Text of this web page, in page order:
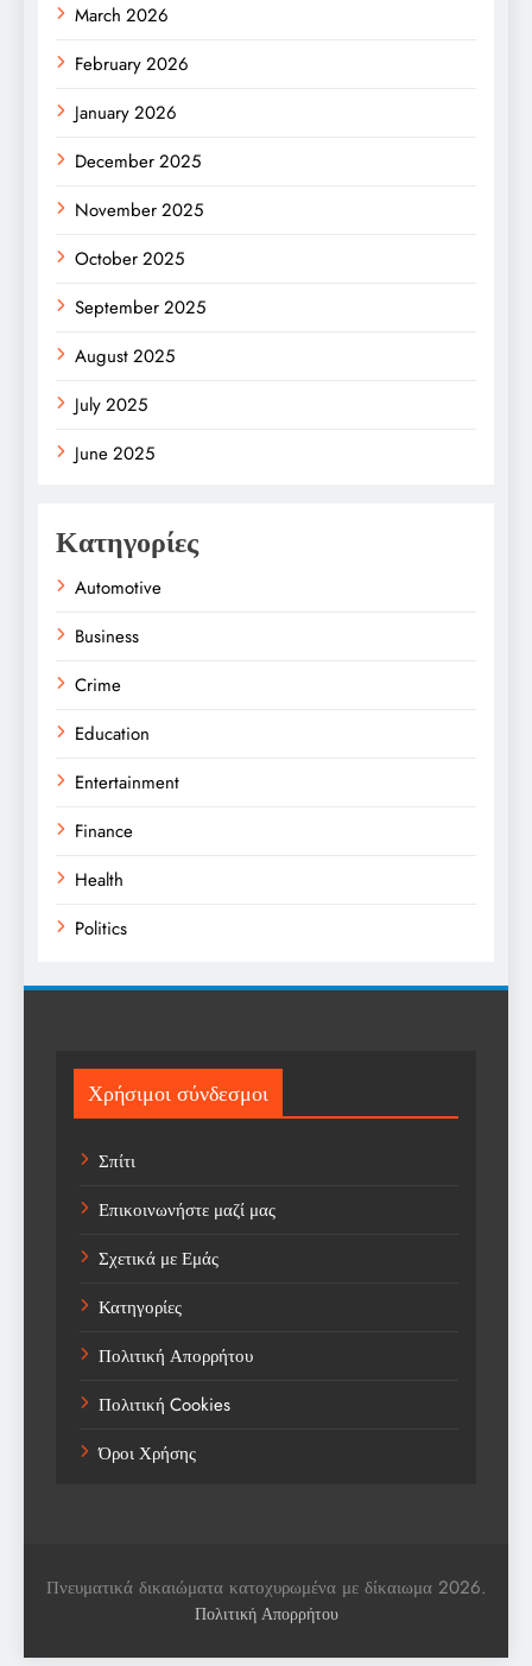
March 2026
February 2026
January 2026
December 2025
November 2025
October 2025
September 2025
August 2025
July 2025
June 2025
Κατηγορίες
Automotive
Business
Crime
Education
Entertainment
Finance
Health
Politics
Sports
Technology
Trending
Weather
Αγορά
Αγορά Εργασίας
Αγροτικά Νέα
Αεροπορία
Αθλήματα
Αθλητικές Βιογραφίες
Χρήσιμοι σύνδεσμοι
Σπίτι
Επικοινωνήστε μαζί μας
Σχετικά με Εμάς
Κατηγορίες
Πολιτική Απορρήτου
Πολιτική Cookies
Όροι Χρήσης
Πνευματικά δικαιώματα κατοχυρωμένα με δίκαιωμα 2026.
Πολιτική Απορρήτου